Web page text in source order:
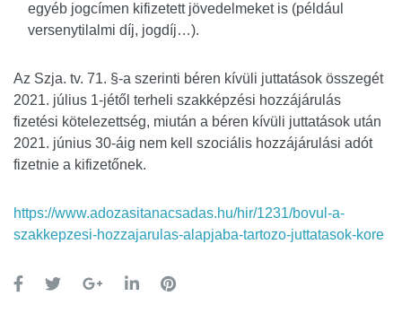
egyéb jogcímen kifizetett jövedelmeket is (például
versenytilalmi díj, jogdíj…).
Az Szja. tv. 71. §-a szerinti béren kívüli juttatások összegét
2021. július 1-jétől terheli szakképzési hozzájárulás
fizetési kötelezettség, miután a béren kívüli juttatások után
2021. június 30-áig nem kell szociális hozzájárulási adót
fizetnie a kifizetőnek.
https://www.adozasitanacsadas.hu/hir/1231/bovul-a-
szakkepzesi-hozzajarulas-alapjaba-tartozo-juttatasok-kore